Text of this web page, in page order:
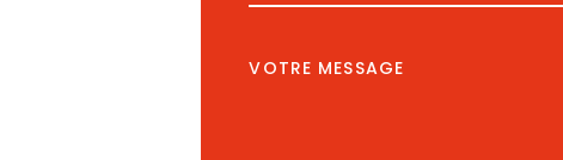
VOTRE MESSAGE